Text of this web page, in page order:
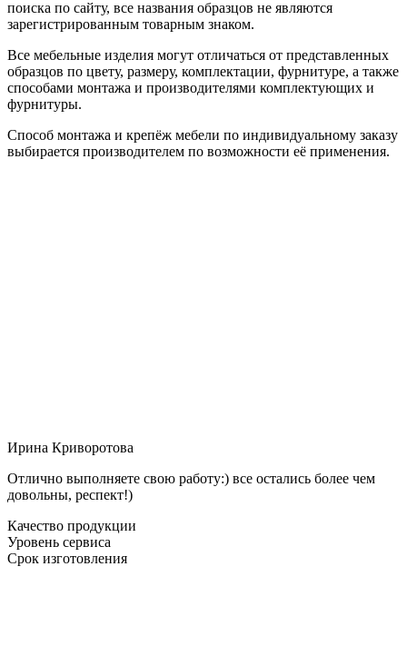
поиска по сайту, все названия образцов не являются
зарегистрированным товарным знаком.
Все мебельные изделия могут отличаться от представленных
образцов по цвету, размеру, комплектации, фурнитуре, а также
способами монтажа и производителями комплектующих и
фурнитуры.
Способ монтажа и крепёж мебели по индивидуальному заказу
выбирается производителем по возможности её применения.
Ирина Криворотова
Отлично выполняете свою работу:) все остались более чем
довольны, респект!)
Качество продукции
Уровень сервиса
Срок изготовления